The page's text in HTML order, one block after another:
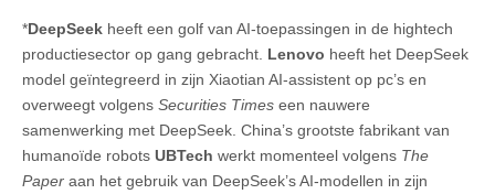
*DeepSeek heeft een golf van AI-toepassingen in de hightech
productiesector op gang gebracht. Lenovo heeft het DeepSeek
model geïntegreerd in zijn Xiaotian AI-assistent op pc’s en
overweegt volgens Securities Times een nauwere
samenwerking met DeepSeek. China’s grootste fabrikant van
humanoïde robots UBTech werkt momenteel volgens The
Paper aan het gebruik van DeepSeek’s AI-modellen in zijn